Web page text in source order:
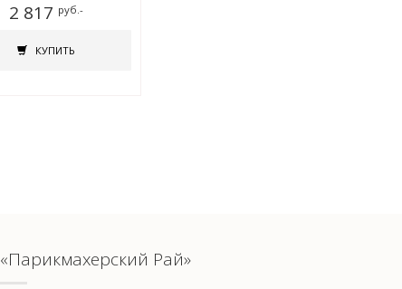
230 гр)
2 817 руб.-
КУПИТЬ
«Парикмахерский Рай»